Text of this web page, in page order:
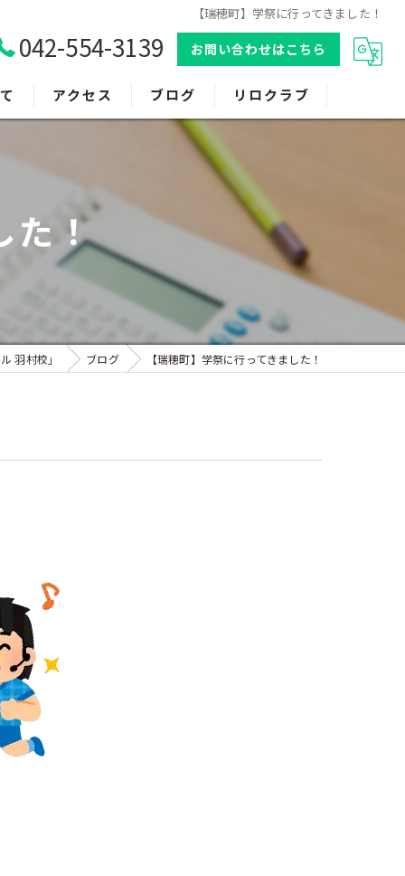
【瑞穂町】学祭に行ってきました！
042-554-3139 お問い合わせはこちら
アクセス ブログ リロクラブ
た！
羽村校」 ブログ 【瑞穂町】学祭に行ってきました！